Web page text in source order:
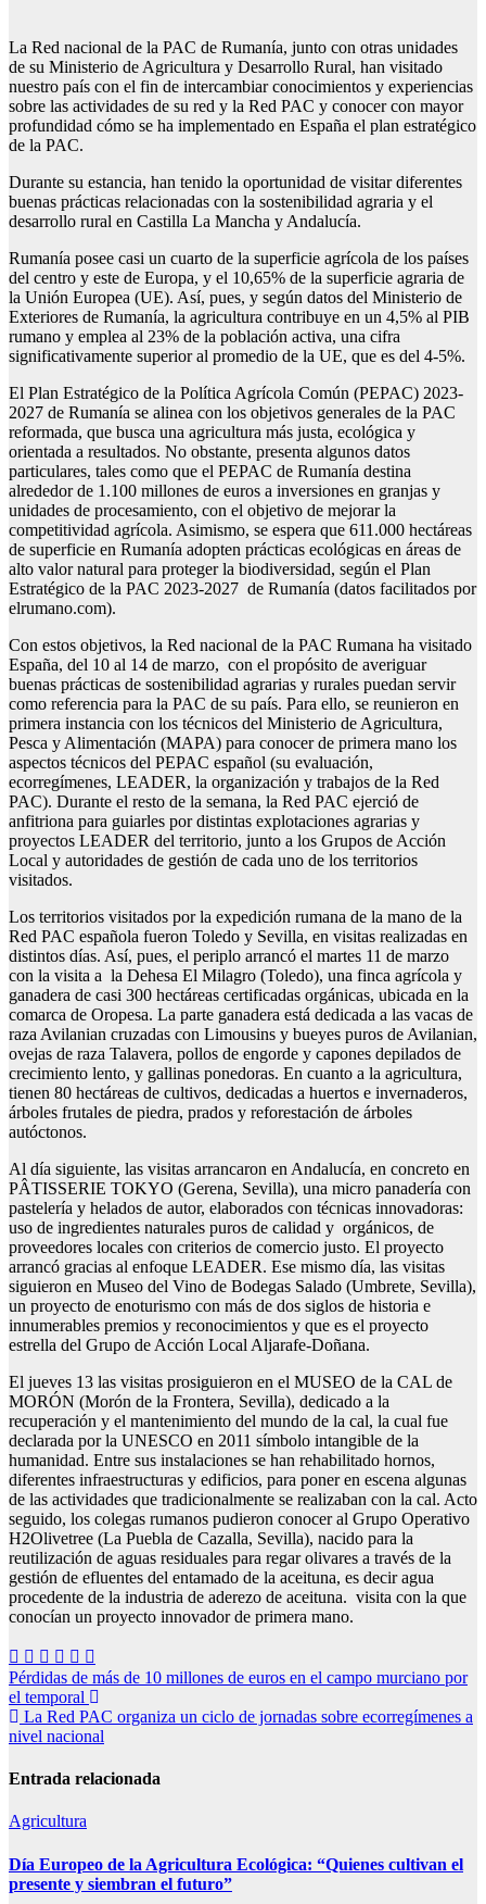
La Red nacional de la PAC de Rumanía, junto con otras unidades
de su Ministerio de Agricultura y Desarrollo Rural, han visitado
nuestro país con el fin de intercambiar conocimientos y experiencias
sobre las actividades de su red y la Red PAC y conocer con mayor
profundidad cómo se ha implementado en España el plan estratégico
de la PAC.
Durante su estancia, han tenido la oportunidad de visitar diferentes
buenas prácticas relacionadas con la sostenibilidad agraria y el
desarrollo rural en Castilla La Mancha y Andalucía.
Rumanía posee casi un cuarto de la superficie agrícola de los países
del centro y este de Europa, y el 10,65% de la superficie agraria de
la Unión Europea (UE). Así, pues, y según datos del Ministerio de
Exteriores de Rumanía, la agricultura contribuye en un 4,5% al PIB
rumano y emplea al 23% de la población activa, una cifra
significativamente superior al promedio de la UE, que es del 4-5%.
El Plan Estratégico de la Política Agrícola Común (PEPAC) 2023-
2027 de Rumanía se alinea con los objetivos generales de la PAC
reformada, que busca una agricultura más justa, ecológica y
orientada a resultados. No obstante, presenta algunos datos
particulares, tales como que el PEPAC de Rumanía destina
alrededor de 1.100 millones de euros a inversiones en granjas y
unidades de procesamiento, con el objetivo de mejorar la
competitividad agrícola. Asimismo, se espera que 611.000 hectáreas
de superficie en Rumanía adopten prácticas ecológicas en áreas de
alto valor natural para proteger la biodiversidad, según el Plan
Estratégico de la PAC 2023-2027 de Rumanía (datos facilitados por
elrumano.com).
Con estos objetivos, la Red nacional de la PAC Rumana ha visitado
España, del 10 al 14 de marzo, con el propósito de averiguar
buenas prácticas de sostenibilidad agrarias y rurales puedan servir
como referencia para la PAC de su país. Para ello, se reunieron en
primera instancia con los técnicos del Ministerio de Agricultura,
Pesca y Alimentación (MAPA) para conocer de primera mano los
aspectos técnicos del PEPAC español (su evaluación,
ecorregímenes, LEADER, la organización y trabajos de la Red
PAC). Durante el resto de la semana, la Red PAC ejerció de
anfitriona para guiarles por distintas explotaciones agrarias y
proyectos LEADER del territorio, junto a los Grupos de Acción
Local y autoridades de gestión de cada uno de los territorios
visitados.
Los territorios visitados por la expedición rumana de la mano de la
Red PAC española fueron Toledo y Sevilla, en visitas realizadas en
distintos días. Así, pues, el periplo arrancó el martes 11 de marzo
con la visita a la Dehesa El Milagro (Toledo), una finca agrícola y
ganadera de casi 300 hectáreas certificadas orgánicas, ubicada en la
comarca de Oropesa. La parte ganadera está dedicada a las vacas de
raza Avilanian cruzadas con Limousins y bueyes puros de Avilanian,
ovejas de raza Talavera, pollos de engorde y capones depilados de
crecimiento lento, y gallinas ponedoras. En cuanto a la agricultura,
tienen 80 hectáreas de cultivos, dedicadas a huertos e invernaderos,
árboles frutales de piedra, prados y reforestación de árboles
autóctonos.
Al día siguiente, las visitas arrancaron en Andalucía, en concreto en
PÂTISSERIE TOKYO (Gerena, Sevilla), una micro panadería con
pastelería y helados de autor, elaborados con técnicas innovadoras:
uso de ingredientes naturales puros de calidad y orgánicos, de
proveedores locales con criterios de comercio justo. El proyecto
arrancó gracias al enfoque LEADER. Ese mismo día, las visitas
siguieron en Museo del Vino de Bodegas Salado (Umbrete, Sevilla),
un proyecto de enoturismo con más de dos siglos de historia e
innumerables premios y reconocimientos y que es el proyecto
estrella del Grupo de Acción Local Aljarafe-Doñana.
El jueves 13 las visitas prosiguieron en el MUSEO de la CAL de
MORÓN (Morón de la Frontera, Sevilla), dedicado a la
recuperación y el mantenimiento del mundo de la cal, la cual fue
declarada por la UNESCO en 2011 símbolo intangible de la
humanidad. Entre sus instalaciones se han rehabilitado hornos,
diferentes infraestructuras y edificios, para poner en escena algunas
de las actividades que tradicionalmente se realizaban con la cal. Acto
seguido, los colegas rumanos pudieron conocer al Grupo Operativo
H2Olivetree (La Puebla de Cazalla, Sevilla), nacido para la
reutilización de aguas residuales para regar olivares a través de la
gestión de efluentes del entamado de la aceituna, es decir agua
procedente de la industria de aderezo de aceituna. visita con la que
conocían un proyecto innovador de primera mano.
Navegación
de
entradas
Pérdidas de más de 10 millones de euros en el campo murciano por
el temporal
La Red PAC organiza un ciclo de jornadas sobre ecorregímenes a
nivel nacional
Entrada relacionada
Agricultura
Día Europeo de la Agricultura Ecológica: “Quienes cultivan el
presente y siembran el futuro”